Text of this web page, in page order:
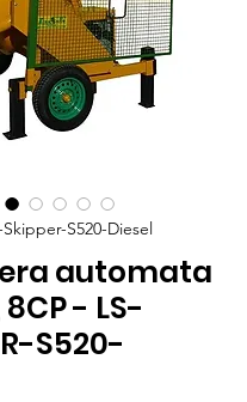
S520-Diesel
automata
8CP - LS-
S520-